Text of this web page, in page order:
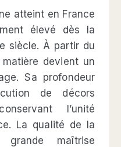
atteint en France
élevé dès la
siècle. À partir du
devient un
Sa profondeur
de décors
l’unité
La qualité de la
maîtrise